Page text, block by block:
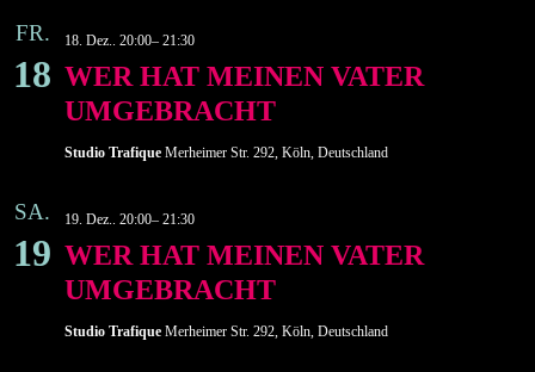
FR.
18 WER HAT MEINEN VATER
UMGEBRACHT
18. Dez.. 20:00– 21:30
Studio Trafique Merheimer Str. 292, Köln, Deutschland
SA.
19 WER HAT MEINEN VATER
UMGEBRACHT
19. Dez.. 20:00– 21:30
Studio Trafique Merheimer Str. 292, Köln, Deutschland